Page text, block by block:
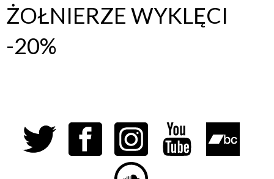
ŻOŁNIERZE WYKLĘCI
-20%